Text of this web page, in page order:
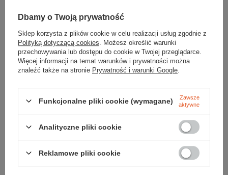
Potrzebujesz pomocy? Masz pytania?
Zadaj pytanie a my odpowiemy niezwłocznie, najciekawsze pytania i
odpowiedzi publikując dla innych.
ZADAJ PYTANIE
Napisz swoją opinię
Dbamy o Twoją prywatność
Sklep korzysta z plików cookie w celu realizacji usług zgodnie z
Polityką dotyczącą cookies . Możesz określić warunki
przechowywania lub dostępu do cookie w Twojej przeglądarce.
Więcej informacji na temat warunków i prywatności można
znaleźć także na stronie Prywatność i warunki Google
Funkcjonalne pliki cookie (wymagane)
Zawsze
aktywne
Analityczne pliki cookie
Reklamowe pliki cookie